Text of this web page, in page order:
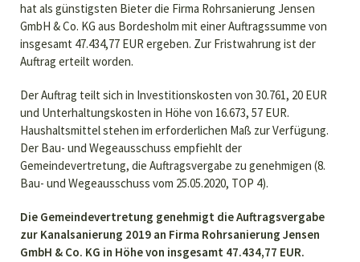
hat als günstigsten Bieter die Firma Rohrsanierung Jensen
GmbH & Co. KG aus Bordesholm mit einer Auftragssumme von
insgesamt 47.434,77 EUR ergeben. Zur Fristwahrung ist der
Auftrag erteilt worden.
Der Auftrag teilt sich in Investitionskosten von 30.761, 20 EUR
und Unterhaltungskosten in Höhe von 16.673, 57 EUR.
Haushaltsmittel stehen im erforderlichen Maß zur Verfügung.
Der Bau- und Wegeausschuss empfiehlt der
Gemeindevertretung, die Auftragsvergabe zu genehmigen (8.
Bau- und Wegeausschuss vom 25.05.2020, TOP 4).
Die Gemeindevertretung genehmigt die Auftragsvergabe
zur Kanalsanierung 2019 an Firma Rohrsanierung Jensen
GmbH & Co. KG in Höhe von insgesamt 47.434,77 EUR.